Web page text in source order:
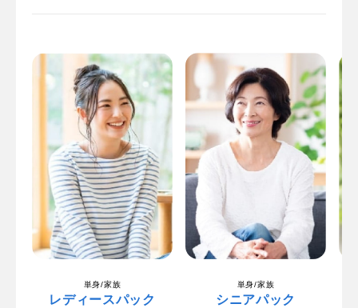
単身/家族
レディースパック
単身/家族
シニアパック